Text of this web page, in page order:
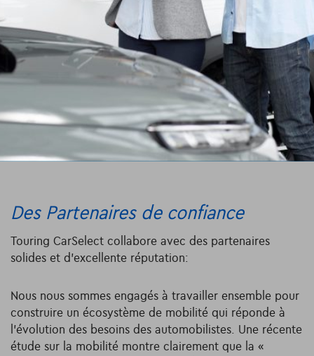
Des Partenaires de confiance
Touring CarSelect collabore avec des partenaires
solides et d’excellente réputation:
Nous nous sommes engagés à travailler ensemble pour
construire un écosystème de mobilité qui réponde à
l’évolution des besoins des automobilistes. Une récente
étude sur la mobilité montre clairement que la «